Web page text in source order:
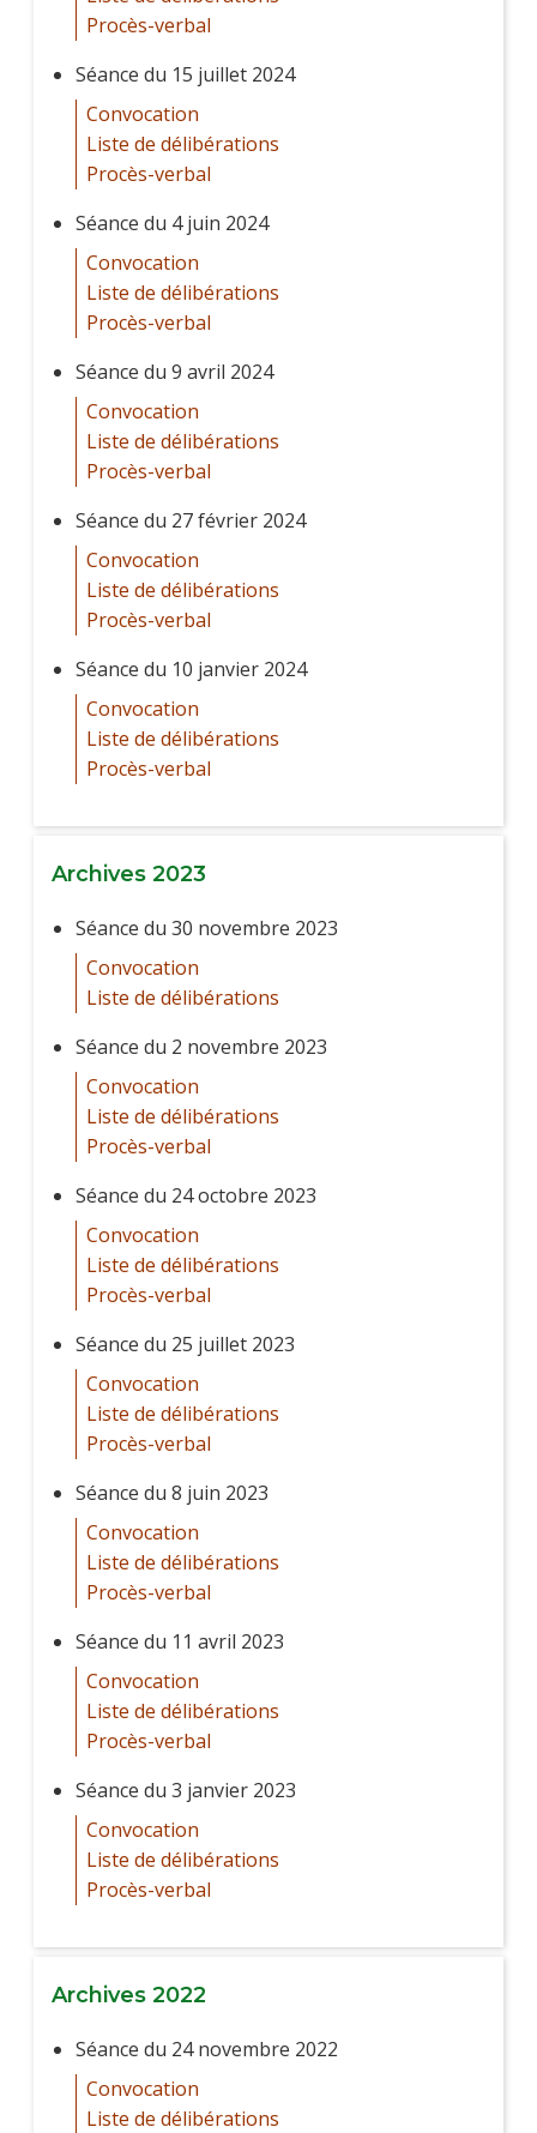
Procès-verbal
Séance du 15 juillet 2024
Convocation
Liste de délibérations
Procès-verbal
Séance du 4 juin 2024
Convocation
Liste de délibérations
Procès-verbal
Séance du 9 avril 2024
Convocation
Liste de délibérations
Procès-verbal
Séance du 27 février 2024
Convocation
Liste de délibérations
Procès-verbal
Séance du 10 janvier 2024
Convocation
Liste de délibérations
Procès-verbal
Archives 2023
Séance du 30 novembre 2023
Convocation
Liste de délibérations
Séance du 2 novembre 2023
Convocation
Liste de délibérations
Procès-verbal
Séance du 24 octobre 2023
Convocation
Liste de délibérations
Procès-verbal
Séance du 25 juillet 2023
Convocation
Liste de délibérations
Procès-verbal
Séance du 8 juin 2023
Convocation
Liste de délibérations
Procès-verbal
Séance du 11 avril 2023
Convocation
Liste de délibérations
Procès-verbal
Séance du 3 janvier 2023
Convocation
Liste de délibérations
Procès-verbal
Archives 2022
Séance du 24 novembre 2022
Convocation
Liste de délibérations